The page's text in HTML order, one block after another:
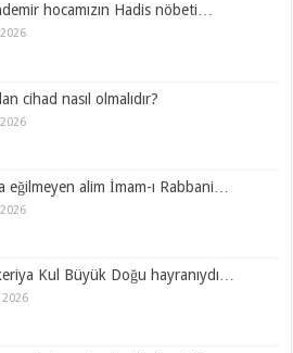
hocamızın Hadis nöbeti…
cihad nasıl olmalıdır?
eğilmeyen alim İmam-ı Rabbani…
Kul Büyük Doğu hayranıydı…